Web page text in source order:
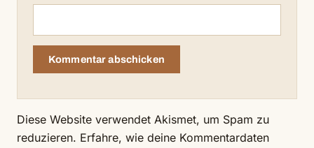
Diese Website verwendet Akismet, um Spam zu
reduzieren. Erfahre, wie deine Kommentardaten